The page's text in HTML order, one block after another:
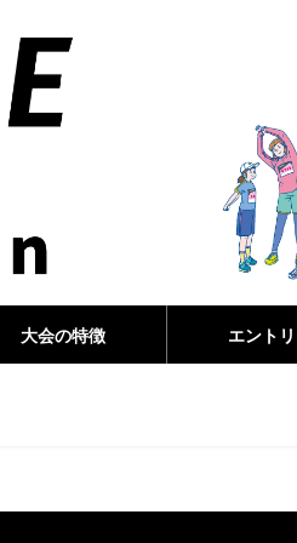
大会の特徴 エント